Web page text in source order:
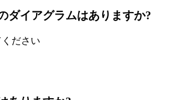
ダイアグラムはありますか?
ださい